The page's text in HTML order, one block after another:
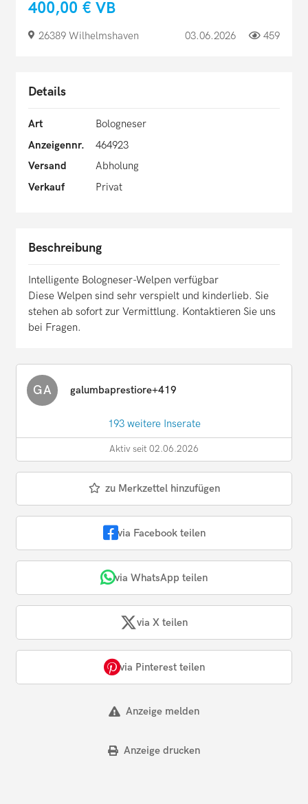
400,00 € VB
26389 Wilhelmshaven 03.06.2026 459
Details
Art
Bologneser
Anzeigennr.
464923
Versand
Abholung
Verkauf
Privat
Beschreibung
Intelligente Bologneser-Welpen verfügbar
Diese Welpen sind sehr verspielt und kinderlieb. Sie
stehen ab sofort zur Vermittlung. Kontaktieren Sie uns
bei Fragen.
GA galumbaprestiore+419
193 weitere Inserate
Aktiv seit 02.06.2026
zu Merkzettel hinzufügen
via Facebook teilen
via WhatsApp teilen
via X teilen
via Pinterest teilen
Anzeige melden
Anzeige drucken